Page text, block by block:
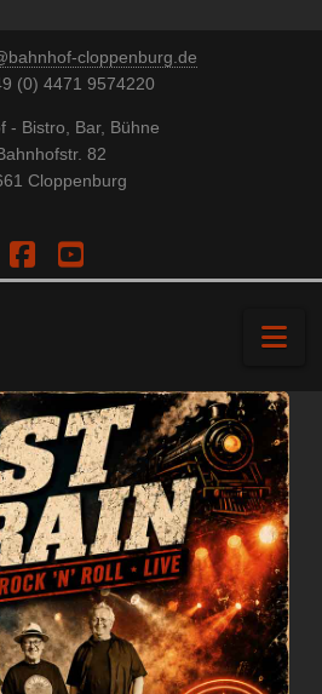
cloppenburg.de
(0) 4471 9574220
- Bistro, Bar, Bühne
82
Cloppenburg
Facebook
YouTube